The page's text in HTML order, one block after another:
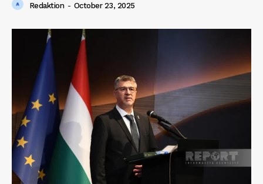
Redaktion - October 23, 2025